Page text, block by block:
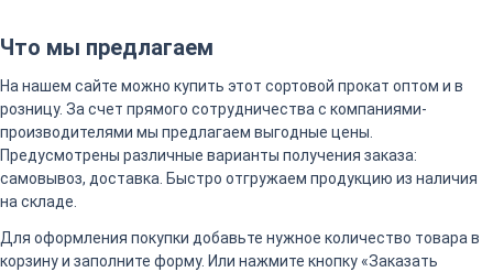
Что мы предлагаем
На нашем сайте можно купить этот сортовой прокат оптом и в
розницу. За счет прямого сотрудничества с компаниями-
производителями мы предлагаем выгодные цены.
Предусмотрены различные варианты получения заказа:
самовывоз, доставка. Быстро отгружаем продукцию из наличия
на складе.
Для оформления покупки добавьте нужное количество товара в
корзину и заполните форму. Или нажмите кнопку «Заказать